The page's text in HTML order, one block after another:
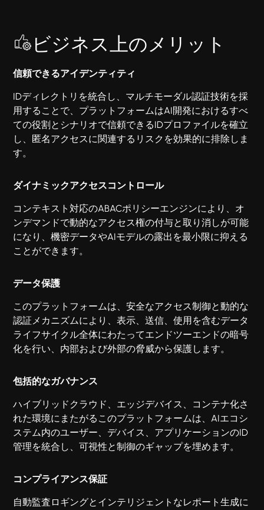
ビジネス上のメリット
信頼できるアイデンティティ
IDディレクトリを統合し、マルチモーダル認証技術を採
用することで、プラットフォームはAI開発におけるすべ
ての役割とシナリオで信頼できるIDプロファイルを確立
し、匿名アクセスに関連するリスクを効果的に排除しま
す。
ダイナミックアクセスコントロール
コンテキスト対応のABACポリシーエンジンにより、オ
ンデマンドで動的なアクセス権の付与と取り消しが可能
になり、機密データやAIモデルの露出を最小限に抑える
ことができます。
データ保護
このプラットフォームは、安全なアクセス制御と動的な
認証メカニズムにより、表示、送信、使用を含むデータ
ライフサイクル全体にわたってエンドツーエンドの暗号
化を行い、内部および外部の脅威から保護します。
包括的なガバナンス
ハイブリッドクラウド、エッジデバイス、コンテナ化さ
れた環境にまたがるこのプラットフォームは、AIエコシ
ステム内のユーザー、デバイス、アプリケーションのID
管理を統合し、可視性と制御のギャップを埋めます。
コンプライアンス保証
自動監査ロギングとインテリジェントなレポート生成に